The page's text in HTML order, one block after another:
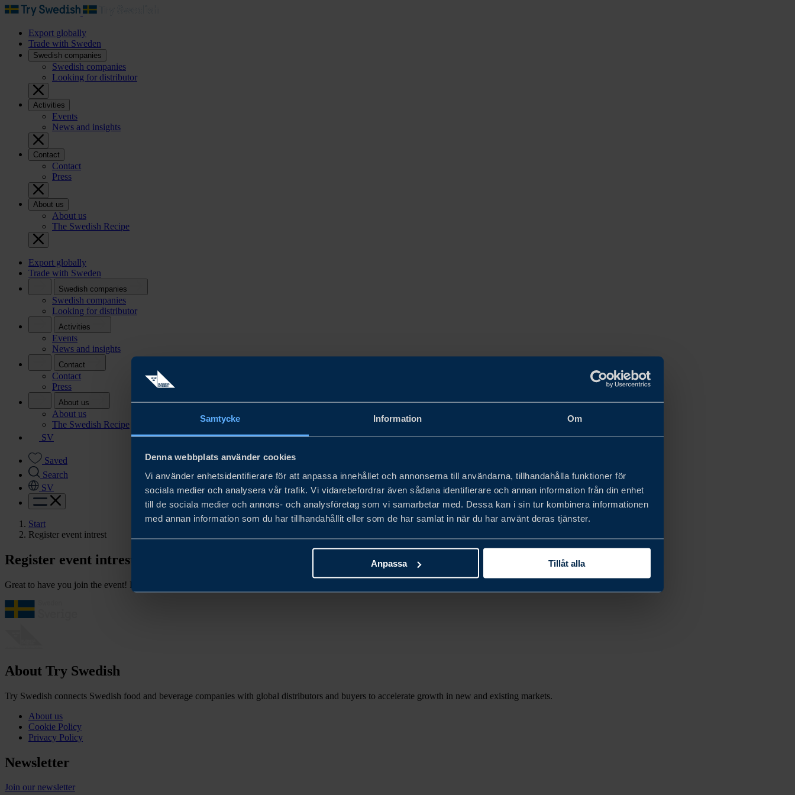
Samtycke Information Om
Denna webbplats använder cookies
Vi använder enhetsidentifierare för att anpassa innehållet och annonserna till användarna, tillhandahålla funktioner för
sociala medier och analysera vår trafik. Vi vidarebefordrar även sådana identifierare och annan information från din enhet
till de sociala medier och annons- och analysföretag som vi samarbetar med. Dessa kan i sin tur kombinera informationen
med annan information som du har tillhandahållit eller som de har samlat in när du har använt deras tjänster.
Anpassa Tillåt alla
Export globally
Trade with Sweden
Swedish companies
Swedish companies
Looking for distributor
Activities
Events
News and insights
Contact
Contact
Press
About us
About us
The Swedish Recipe
Export globally
Trade with Sweden
Swedish companies
Swedish companies
Looking for distributor
Activities
Events
News and insights
Contact
Contact
Press
About us
About us
The Swedish Recipe
SV
Saved
Search
SV
Start
Register event intrest
Register event intrest
Great to have you join the event! Please register using the form.
About Try Swedish
Try Swedish connects Swedish food and beverage companies with global distributors and buyers to accelerate growth in new and existing markets.
About us
Cookie Policy
Privacy Policy
Newsletter
Join our newsletter